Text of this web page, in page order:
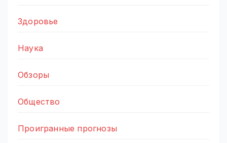
Здоровье
Наука
Обзоры
Общество
Проигранные прогнозы